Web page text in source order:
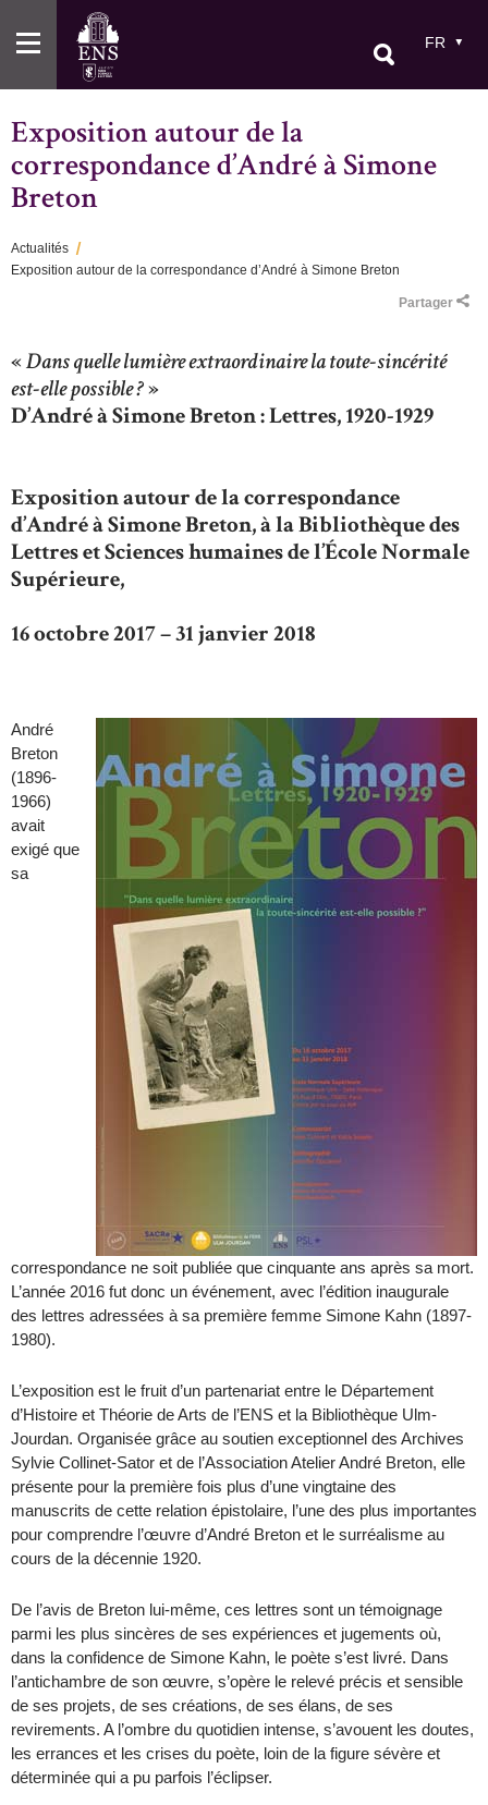
au
contenu
FR
Exposition autour de la
correspondance d’André à Simone
Breton
Actualités
Exposition autour de la correspondance d’André à Simone Breton
Partager
«Dans quelle lumière extraordinaire la toute-sincérité
est-elle possible ?»
D’André à Simone Breton : Lettres, 1920-1929
Exposition autour de la correspondance
d’André à Simone Breton, à la Bibliothèque des
Lettres et Sciences humaines de l’École Normale
Supérieure,
16 octobre 2017 – 31 janvier 2018
André
Breton
(1896-
1966)
avait
exigé que
sa
correspondance ne soit publiée que cinquante ans après sa mort.
L’année 2016 fut donc un événement, avec l’édition inaugurale
des lettres adressées à sa première femme Simone Kahn (1897-
1980).
L’exposition est le fruit d’un partenariat entre le Département
d’Histoire et Théorie de Arts de l’ENS et la Bibliothèque Ulm-
Jourdan. Organisée grâce au soutien exceptionnel des Archives
Sylvie Collinet-Sator et de l’Association Atelier André Breton, elle
présente pour la première fois plus d’une vingtaine des
manuscrits de cette relation épistolaire, l’une des plus importantes
pour comprendre l’œuvre d’André Breton et le surréalisme au
cours de la décennie 1920.
De l’avis de Breton lui-même, ces lettres sont un témoignage
parmi les plus sincères de ses expériences et jugements où,
dans la confidence de Simone Kahn, le poète s’est livré. Dans
l’antichambre de son œuvre, s’opère le relevé précis et sensible
de ses projets, de ses créations, de ses élans, de ses
revirements. A l’ombre du quotidien intense, s’avouent les doutes,
les errances et les crises du poète, loin de la figure sévère et
déterminée qui a pu parfois l’éclipser.